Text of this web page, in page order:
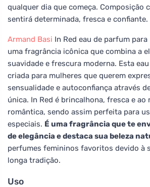
qualquer dia que começa. Composição
sentirá determinada, fresca e confiante.
Armand Basi In Red eau de parfum
uma fragrância icônica que combina a
suavidade e frescura moderna. Esta
criada para mulheres que querem
sensualidade e autoconfiança através
única. In Red é brincalhona, fresca e ao
romântica, sendo assim perfeita para
especiais. É uma fragrância que te
de elegância e destaca sua beleza
perfumes femininos favoritos devido à
longa tradição.
Uso